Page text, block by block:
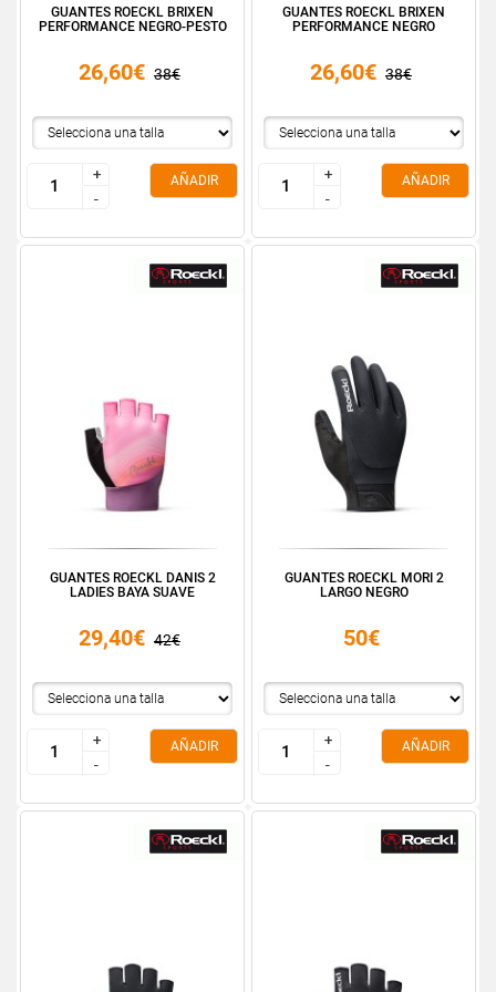
GUANTES ROECKL BRIXEN
PERFORMANCE NEGRO-PESTO
26,60€ 38€
+
-
+
-
AÑADIR
GUANTES ROECKL BRIXEN
PERFORMANCE NEGRO
26,60€ 38€
+
-
+
-
AÑADIR
GUANTES ROECKL DANIS 2
LADIES BAYA SUAVE
29,40€ 42€
+
-
+
-
AÑADIR
GUANTES ROECKL MORI 2
LARGO NEGRO
50€
+
-
+
-
AÑADIR